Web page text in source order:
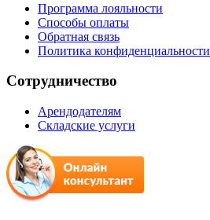
Программа лояльности
Способы оплаты
Обратная связь
Политика конфиденциальности
Сотрудничество
Арендодателям
Складские услуги